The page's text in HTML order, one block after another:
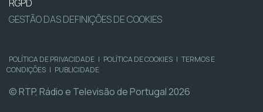
RGPD
GESTÃO DAS DEFINIÇÕES DE COOKIES
POLÍTICA DE PRIVACIDADE | POLÍTICA DE COOKIES | TERMOS E
CONDIÇÕES | PUBLICIDADE
© RTP, Rádio e Televisão de Portugal 2026